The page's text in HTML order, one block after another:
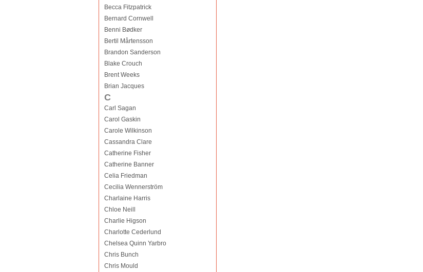
Becca Fitzpatrick
Bernard Cornwell
Benni Bødker
Bertil Mårtensson
Brandon Sanderson
Blake Crouch
Brent Weeks
Brian Jacques
C
Carl Sagan
Carol Gaskin
Carole Wilkinson
Cassandra Clare
Catherine Fisher
Catherine Banner
Celia Friedman
Cecilia Wennerström
Charlaine Harris
Chloe Neill
Charlie Higson
Charlotte Cederlund
Chelsea Quinn Yarbro
Chris Bunch
Chris Mould